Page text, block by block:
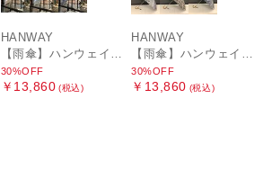
HANWAY
30%OFF
￥13,860 (税込)
HANWAY
30%OFF
￥13,860 (税込)